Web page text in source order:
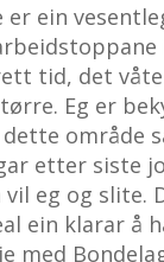
ein
tid, det
Eg er
område
etter siste
eg og
ein klarar å
med